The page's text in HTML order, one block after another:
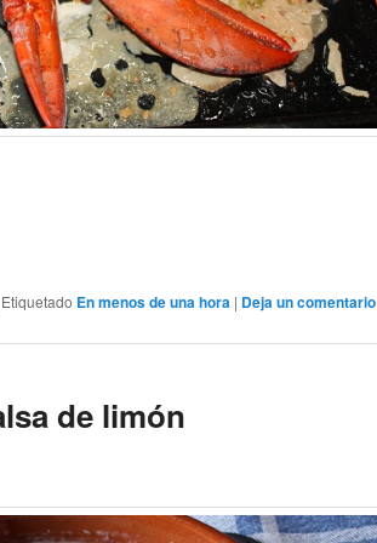
Etiquetado En menos de una hora | Deja un comentario
de limón